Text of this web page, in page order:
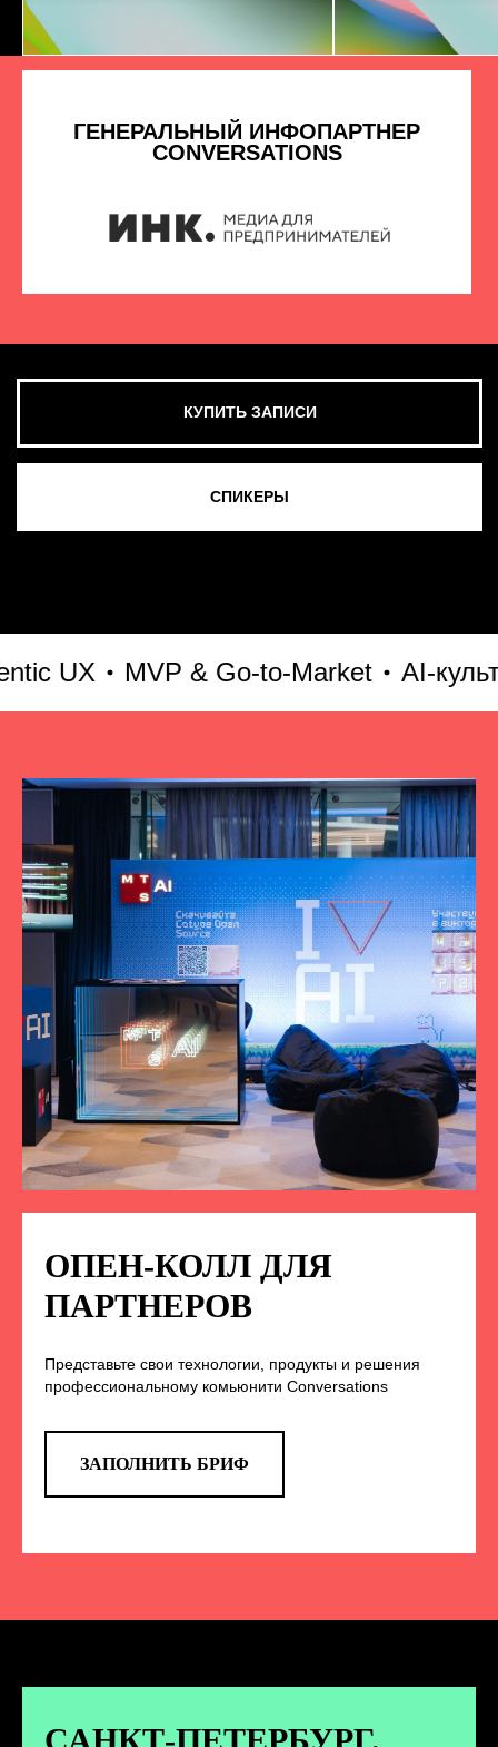
UX MVP & Go-to-Market AI-
ОПЕН-КОЛЛ ДЛЯ
ПАРТНЕРОВ
Представьте свои технологии, продукты и решения
профессиональному комьюнити Conversations
ЗАПОЛНИТЬ БРИФ
СМОТРЕТЬ ВСЕ ФОТО
НА НАС В СОЦСЕТЯХ
TELEGRAM
анонс новых спикеров и другие
новости конференции